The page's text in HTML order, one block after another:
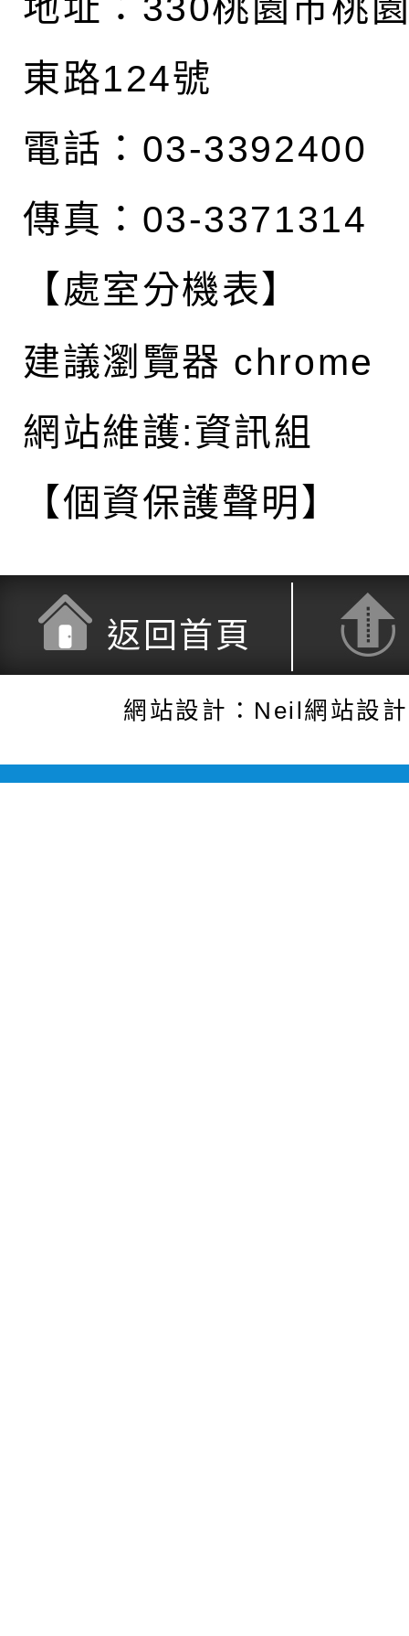
地址： 330桃園市桃
東路124號
電話：03-3392400
傳真：03-3371314
【處室分機表】
建議瀏覽器 chrome
網站維護:資訊組
【個資保護聲明】
返回首頁
網站設計：Neil網站設